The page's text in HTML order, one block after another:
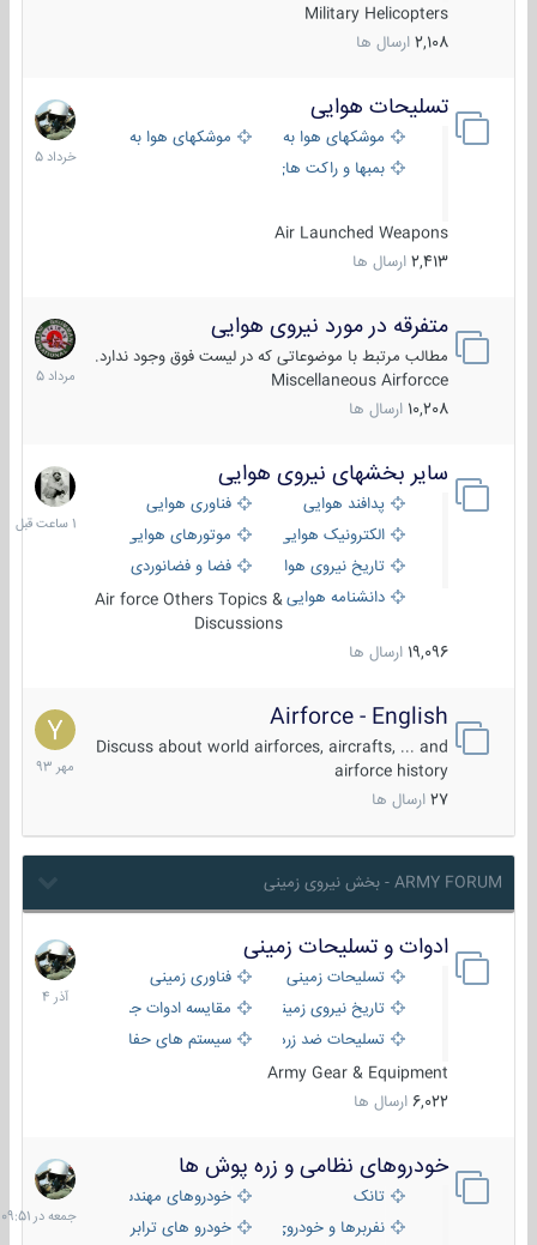
Military Helicopters
2,108 ارسال ها
تسلیحات هوایی
موشکهای هوا به هوا
موشکهای هوا به سطح
بمبها و راکت های هوایی
Air Launched Weapons
2,413 ارسال ها
30
خرداد
1405
متفرقه در مورد نیروی هوایی
مطالب مرتبط با موضوعاتی که در لیست فوق وجود ندارد.
Miscellaneous Airforcce
10,208 ارسال ها
7
مرداد
1405
سایر بخشهای نیروی هوایی
پدافند هوایی
فناوری هوایی
الکترونیک هوایی
موتورهای هوایی
تاریخ نیروی هوایی
فضا و فضانوردی
دانشنامه هواییAir force Others Topics &
Discussions
19,096 ارسال ها
1
ساعت
قبل
Airforce - English
Discuss about world airforces, aircrafts, ... and
airforce history
27 ارسال ها
15
مهر
1393
ARMY FORUM - بخش نیروی زمینی
ادوات و تسلیحات زمینی
تسلیحات زمینی
فناوری زمینی
تاریخ نیروی زمینی
مقایسه ادوات جنگی
تسلیحات ضد زره
سیستم های حفاظت فعال
Army Gear & Equipment
6,022 ارسال ها
21
آذر
1404
خودروهای نظامی و زره پوش ها
تانک
خودروهای مهندسی
نفربرها و خودروی های رزمی پیاده نظام
خودرو های ترابری نظامی
جمعه
در
09:51